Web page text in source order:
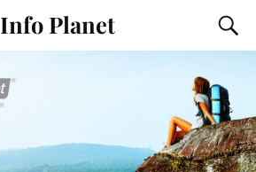
Info Planet